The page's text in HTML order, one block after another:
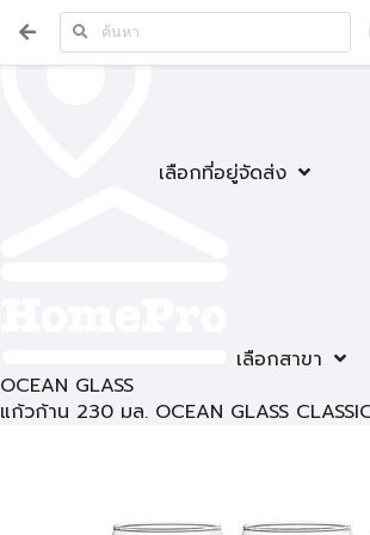
เลือกที่อยู่จัดส่ง
เลือกสาขา
OCEAN GLASS
แก้วก้าน 230 มล. OCEAN GLASS